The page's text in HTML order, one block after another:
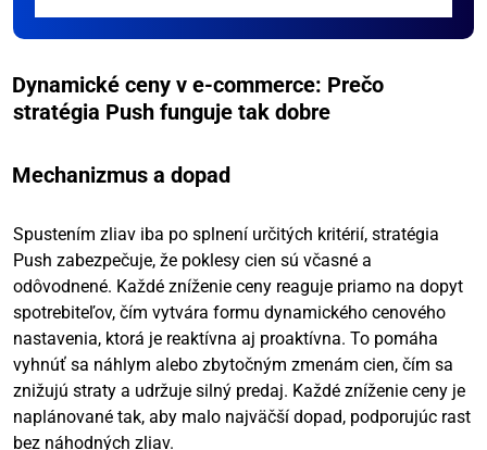
Dynamické ceny v e-commerce: Prečo
stratégia Push funguje tak dobre
Mechanizmus a dopad
Spustením zliav iba po splnení určitých kritérií, stratégia
Push zabezpečuje, že poklesy cien sú včasné a
odôvodnené. Každé zníženie ceny reaguje priamo na dopyt
spotrebiteľov, čím vytvára formu dynamického cenového
nastavenia, ktorá je reaktívna aj proaktívna. To pomáha
vyhnúť sa náhlym alebo zbytočným zmenám cien, čím sa
znižujú straty a udržuje silný predaj. Každé zníženie ceny je
naplánované tak, aby malo najväčší dopad, podporujúc rast
bez náhodných zliav.